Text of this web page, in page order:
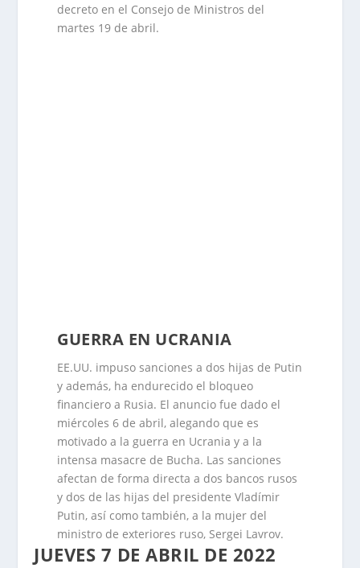
decreto en el Consejo de Ministros del
martes 19 de abril.
GUERRA EN UCRANIA
EE.UU. impuso sanciones a dos hijas de Putin
y además, ha endurecido el bloqueo
financiero a Rusia. El anuncio fue dado el
miércoles 6 de abril, alegando que es
motivado a la guerra en Ucrania y a la
intensa masacre de Bucha. Las sanciones
afectan de forma directa a dos bancos rusos
y dos de las hijas del presidente Vladímir
Putin, así como también, a la mujer del
ministro de exteriores ruso, Sergei Lavrov.
JUEVES 7 DE ABRIL DE 2022